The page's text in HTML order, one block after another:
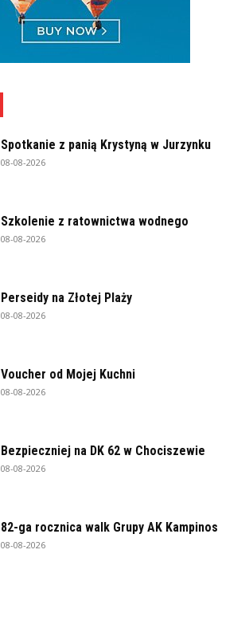
Spotkanie z panią Krystyną w Jurzynku
08-08-2026
Szkolenie z ratownictwa wodnego
08-08-2026
Perseidy na Złotej Plaży
08-08-2026
Voucher od Mojej Kuchni
08-08-2026
Bezpieczniej na DK 62 w Chociszewie
08-08-2026
82-ga rocznica walk Grupy AK Kampinos
08-08-2026